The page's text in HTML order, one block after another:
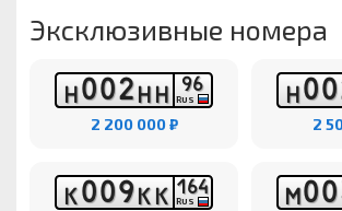
Эксклюзивные номера
Н002НН 96
RUS
2 200 000 ₽
Н00
2
К009КК 164
RUS М00